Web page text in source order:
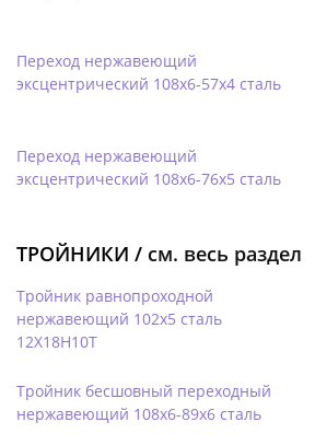
Переход нержавеющий
эксцентрический 108х6-57х4 сталь
Переход нержавеющий
эксцентрический 108х6-76х5 сталь
ТРОЙНИКИ / см. весь раздел
Тройник равнопроходной
нержавеющий 102х5 сталь
12Х18Н10Т
Тройник бесшовный переходный
нержавеющий 108х6-89х6 сталь